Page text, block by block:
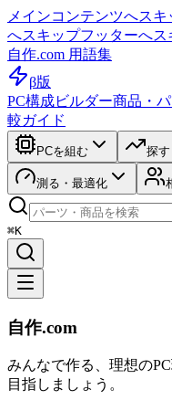
メインコンテンツへスキ
へスキップフッターへス
自作.com 用語集
β版
PC構成ビルダー商品・
較ガイド
PCを組む 探
測る・最適化
⌘K
自作.com
みんなで作る、理想の
目指しましょう。